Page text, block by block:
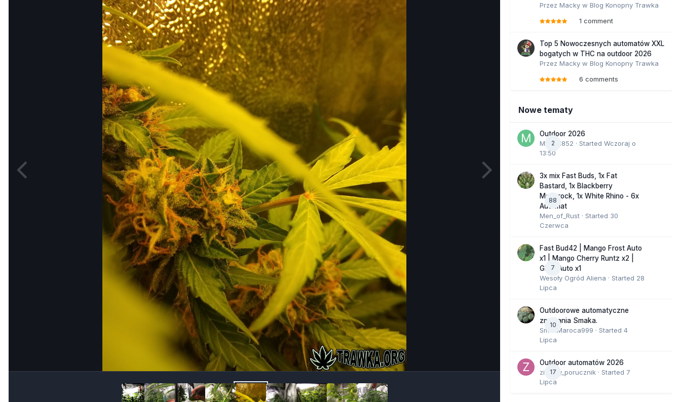
Przez Macky w Blog Konopny Trawka
1 comment
Top 5 Nowoczesnych automatów XXL
bogatych w THC na outdoor 2026
Przez Macky w Blog Konopny Trawka
6 comments
Nowe tematy
2
Outdoor 2026
Marcel852 · Started Wczoraj o
13:50
88
3x mix Fast Buds, 1x Fat
Bastard, 1x Blackberry
Moonrock, 1x White Rhino - 6x
Automat
Men_of_Rust · Started 30
Czerwca
7
Fast Bud42 | Mango Frost Auto
x1 | Mango Cherry Runtz x2 |
GMO Auto x1
Wesoły Ogród Aliena · Started 28
Lipca
10
Outdoorowe automatyczne
zmagania Smaka.
SmakMaroca999 · Started 4
Lipca
17
Outdoor automatów 2026
zielony_porucznik · Started 7
Lipca